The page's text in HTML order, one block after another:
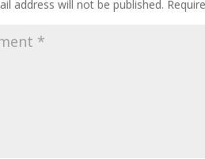
address will not be published.